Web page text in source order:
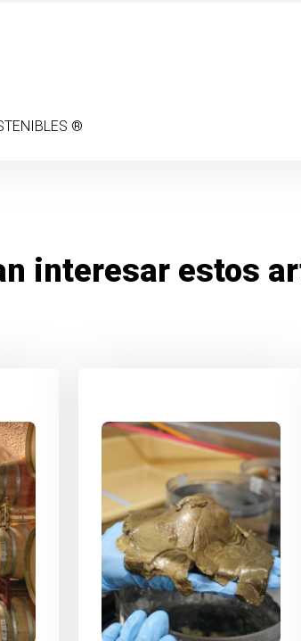
®
interesar estos